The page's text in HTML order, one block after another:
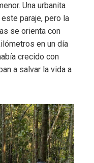
Una urbanita
paraje, pero la
se orienta con
en un día
crecido con
a salvar la vida a